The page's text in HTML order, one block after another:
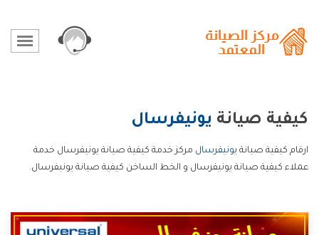
كيفية صيانة يونيفرسال
ارقام كيفية صيانة يونيفرسال مركز خدمة كيفية صيانة يونيفرسال خدمة
عملاء كيفية صيانة يونيفرسال و الخط الساخن كيفية صيانة يونيفرسال.